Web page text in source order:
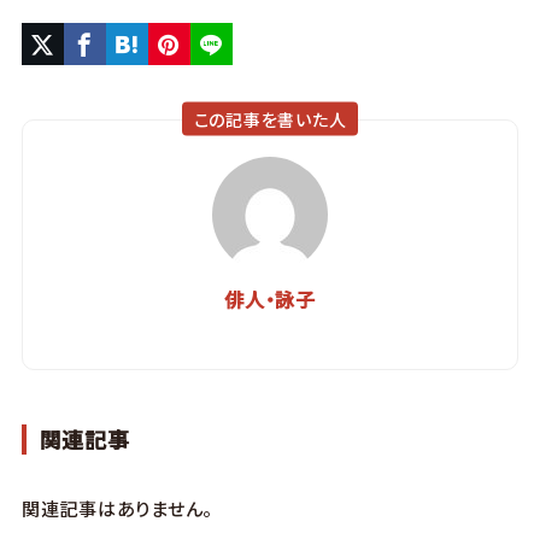
この記事を書いた人
俳人・詠子
関連記事
関連記事はありません。